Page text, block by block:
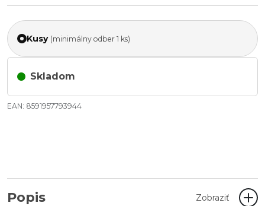
Kusy (minimálny odber 1 ks)
Skladom
EAN: 8591957793944
Popis Zobraziť